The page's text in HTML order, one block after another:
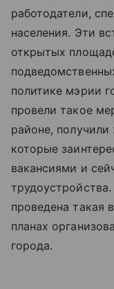
работодатели,
населения. Эти
открытых
политике мэрии
провели такое
районе, получили
которые
вакансиями и
проведена такая
планах
города.